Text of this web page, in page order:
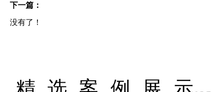
下一篇：
没有了！